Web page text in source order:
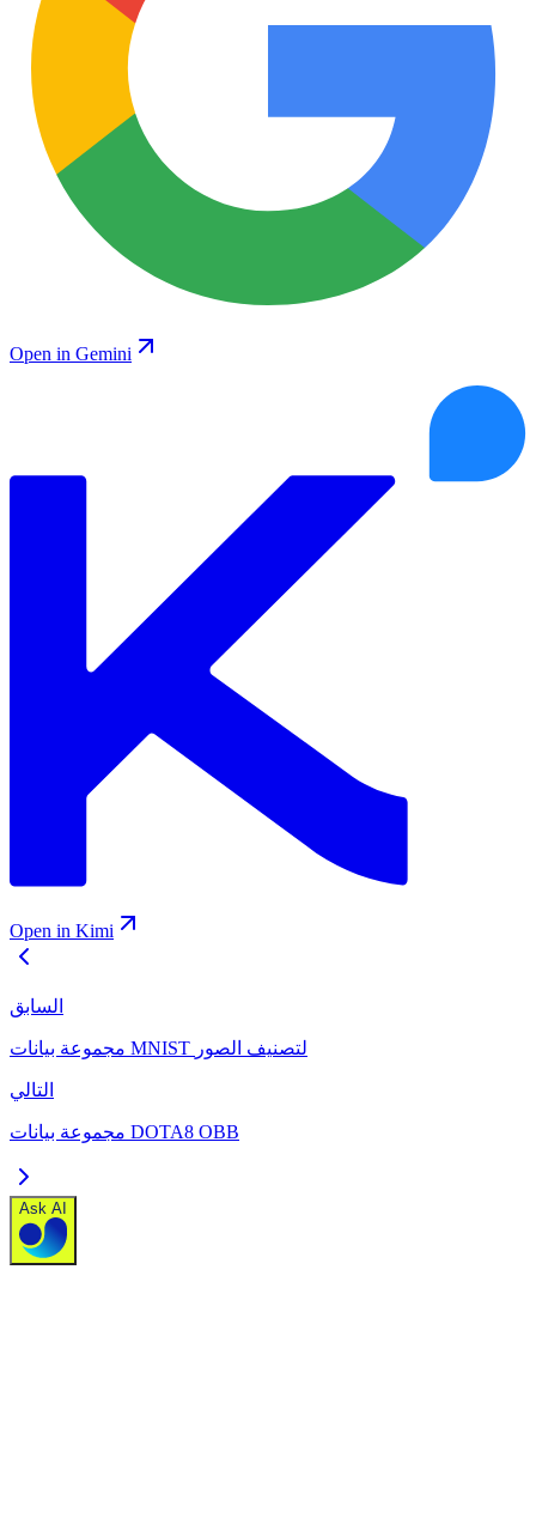
Open in Gemini
Open in Kimi
السابق
مجموعة بيانات MNIST لتصنيف الصور
التالي
مجموعة بيانات DOTA8 OBB
Ask AI